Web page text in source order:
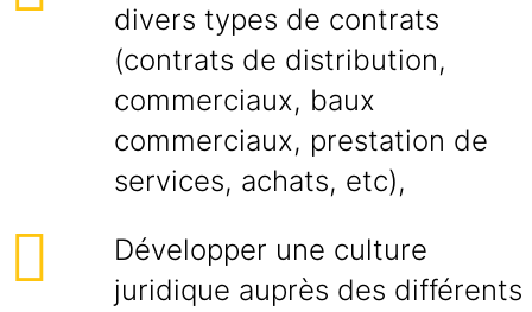
divers types de contrats
(contrats de distribution,
commerciaux, baux
commerciaux, prestation de
services, achats, etc),
Développer une culture
juridique auprès des différents